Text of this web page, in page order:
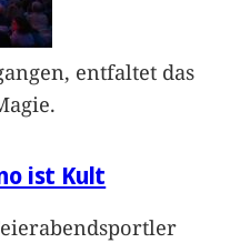
entfaltet das
ist Kult